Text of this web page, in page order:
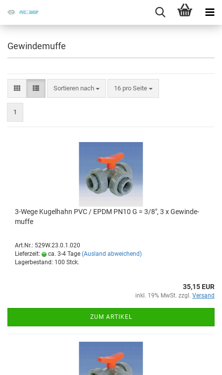
Gewindemuffe
Sortieren nach 16 pro Seite
1
3-​Wege Ku­gel­hahn PVC / EPDM PN10 G = 3/8", 3 x Ge­win­de­
muf­fe
Art.Nr.: 529W.23.0.1.020
Lieferzeit:
ca. 3-4 Tage (Ausland abweichend)
Lagerbestand: 100 Stck.
35,15 EUR
inkl. 19% MwSt. zzgl. Versand
ZUM ARTIKEL